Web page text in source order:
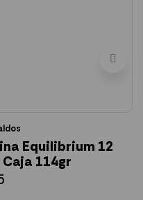
Equilibrium 12
114gr